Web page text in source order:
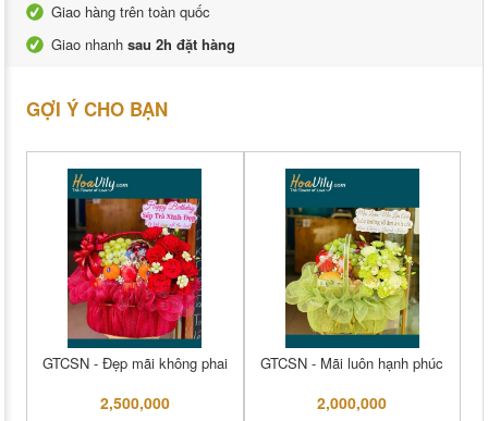
Giao hàng trên toàn quốc
Giao nhanh sau 2h đặt hàng
GỢI Ý CHO BẠN
GTCSN - Đẹp mãi không phai
2,500,000
GTCSN - Mãi luôn hạnh phúc
2,000,000